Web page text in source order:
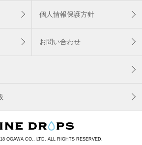
個人情報保護方針
お問い合わせ
OGAWA CO., LTD. ALL RIGHTS RESERVED.